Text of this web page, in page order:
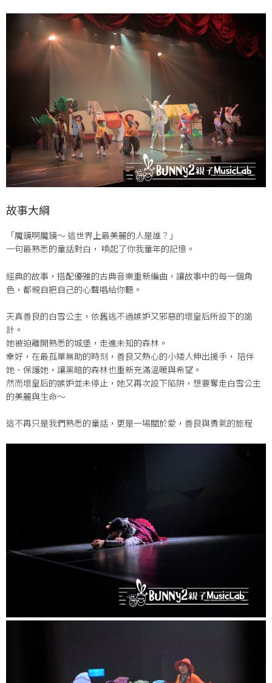
故事大綱
「魔鏡啊魔鏡～ 這世界上最美麗的人是誰？」
一句最熟悉的童話對白， 喚起了你我童年的記憶。
經典的故事，搭配優雅的古典音樂重新編曲，讓故事中的每一個角
色，都親自把自己的心聲唱給你聽。
天真善良的白雪公主，依舊逃不過嫉妒又邪惡的壞皇后所設下的詭
計。
她被迫離開熟悉的城堡，走進未知的森林。
幸好，在最孤單無助的時刻，善良又熱心的小矮人伸出援手， 陪伴
她、保護她，讓黑暗的森林也重新充滿溫暖與希望。
然而壞皇后的嫉妒並未停止，她又再次設下陷阱，想要奪走白雪公主
的美麗與生命～
這不再只是我們熟悉的童話，更是一場關於愛，善良與勇氣的旅程